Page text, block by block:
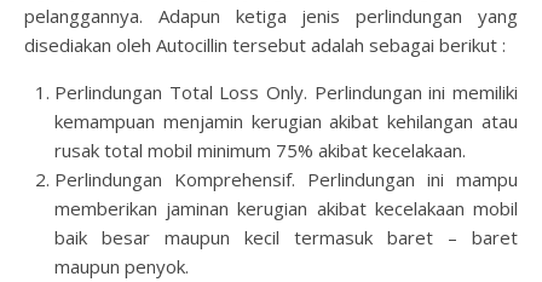
pelanggannya. Adapun ketiga jenis perlindungan yang
disediakan oleh Autocillin tersebut adalah sebagai berikut :
Perlindungan Total Loss Only. Perlindungan ini memiliki
kemampuan menjamin kerugian akibat kehilangan atau
rusak total mobil minimum 75% akibat kecelakaan.
Perlindungan Komprehensif. Perlindungan ini mampu
memberikan jaminan kerugian akibat kecelakaan mobil
baik besar maupun kecil termasuk baret – baret
maupun penyok.